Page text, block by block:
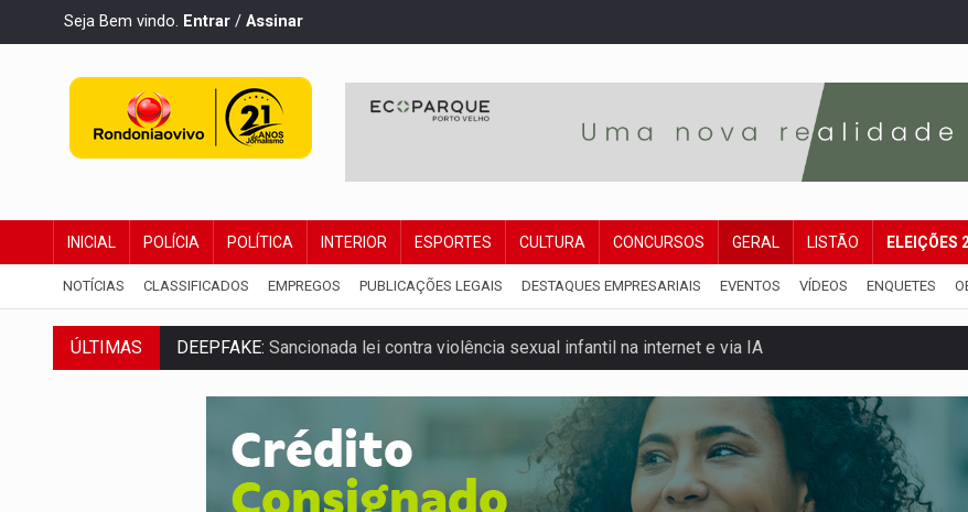
Seja Bem vindo. Entrar / Assinar
INICIAL POLÍCIA POLÍTICA INTERIOR ESPORTES CULTURA CONCURSOS GERAL LISTÃO ELEIÇÕES
NOTÍCIAS CLASSIFICADOS EMPREGOS PUBLICAÇÕES LEGAIS DESTAQUES EMPRESARIAIS EVENTOS VÍDEOS ENQUETES
ÚLTIMAS DEEPFAKE: Sancionada lei contra violência sexual infantil na internet e via IA
COLEGIADO:Brasil e Rússia discutem energia nuclear, defesa e ciência em Brasília
URGENTE:Colisão entre caminhão e carro deixa quatro mortos e um em estado grave na BR
ENCONTRO: Amazônia Negra ganha projeção nacional com participação de Marcela Bonfim